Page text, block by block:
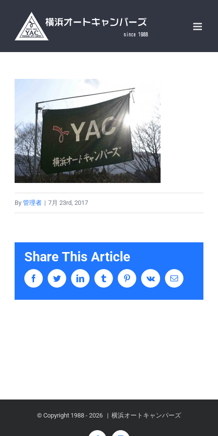
content
By 管理者 | 7月 23rd, 2017
Share This Article
FacebookTwitterLinkedIn Tumblr PinterestVk Email
© Copyright 1988 - 2026 | 横浜オートキャンパーズ